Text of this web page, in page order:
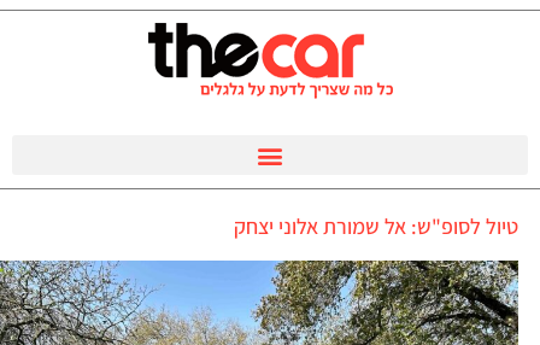
טיול לסופ"ש: אל שמורת אלוני יצחק